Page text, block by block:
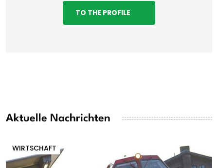
TO THE PROFILE
Aktuelle Nachrichten
WIRTSCHAFT